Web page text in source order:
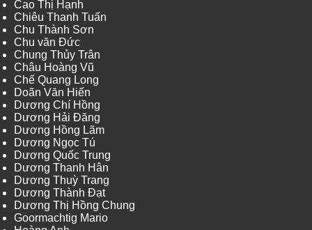
Cao Thị Hạnh
Chiêu Thanh Tuấn
Chu Thành Sơn
Chu văn Đức
Chung Thủy Trân
Châu Hoàng Vũ
Chế Quang Long
Doãn Văn Hiến
Dương Chí Hồng
Dương Hải Đăng
Dương Hồng Lãm
Dương Ngọc Tú
Dương Quốc Trung
Dương Thanh Hân
Dương Thuỳ Trang
Dương Thành Đạt
Dương Thị Hồng Chung
Goormachtig Mario